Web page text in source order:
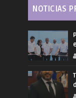
NOTICIAS